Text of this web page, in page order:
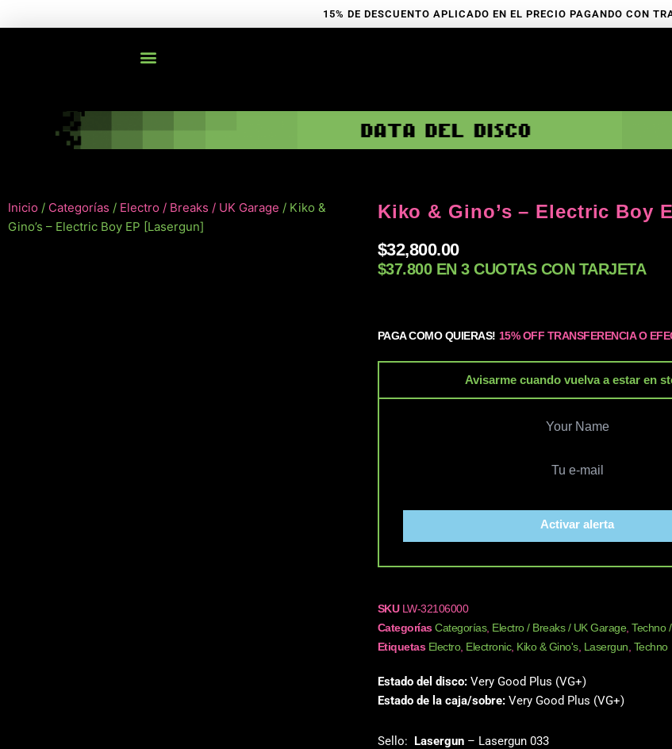
al
15% DE DESCUENTO APLICADO EN EL PRECIO PAGANDO CON
Inicio / Categorías / Electro / Breaks / UK Garage / Kiko &
Gino’s – Electric Boy EP [Lasergun]
Kiko & Gino’s – Electric Boy
$32,800.00
$37.800 EN 3 CUOTAS CON TARJETA
PAGA COMO QUIERAS! 15% OFF TRANSFERENCIA O
Avisarme cuando vuelva a estar en
Activar alerta
SKU LW-32106000
Categorías Categorías, Electro / Breaks / UK Garage,Techno
Etiquetas Electro, Electronic, Kiko & Gino's, Lasergun, Techno
Estado del disco:Very Good Plus (VG+)
Estado de la caja/sobre:Very Good Plus (VG+)
Sello: Lasergun‎– Lasergun 033